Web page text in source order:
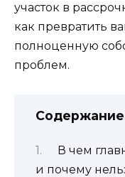
участок в
как превратить
полноценную
проблем.
Содержание
В чем
и почему